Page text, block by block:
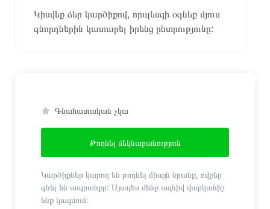
Կիսվեք ձեր կարծիքով, որպեսզի օգնեք մյուս
գնորդներին կատարել իրենց ընտրությունը:
Գնահատական չկա
Թողնել մեկնաբանություն
Կարծիքներ կարող են թողնել միայն նրանք, ովքեր
գնել են ապրանքը: Այսպես մենք ազնիվ վարկանիշ
ենք կազմում: